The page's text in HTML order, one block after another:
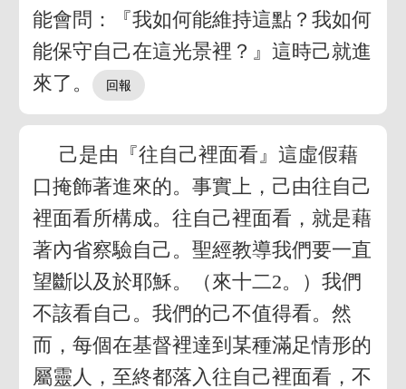
能會問：『我如何能維持這點？我如何
能保守自己在這光景裡？』這時己就進
來了。
己是由『往自己裡面看』這虛假藉
口掩飾著進來的。事實上，己由往自己
裡面看所構成。往自己裡面看，就是藉
著內省察驗自己。聖經教導我們要一直
望斷以及於耶穌。（來十二2。）我們
不該看自己。我們的己不值得看。然
而，每個在基督裡達到某種滿足情形的
屬靈人，至終都落入往自己裡面看，不